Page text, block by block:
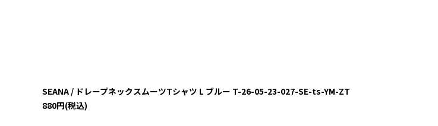
SEANA / ドレープネックスムーツTシャツ L ブルー T-26-05-23-027-SE-ts-YM-ZT
880円(税込)